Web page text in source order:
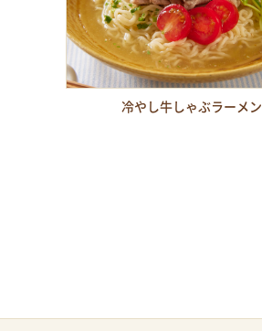
冷やし牛しゃぶラーメン